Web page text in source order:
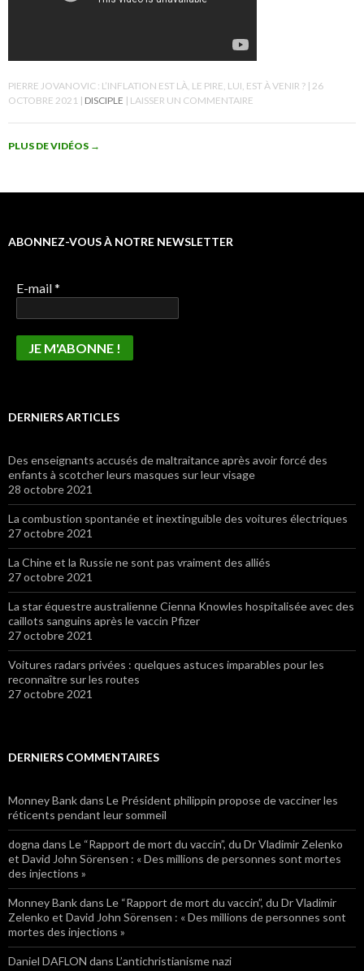
PIERRE JOVANOVIC : L’INFLATION EST LÀ, LE PIRE, LUI, EST À VENIR ? 26
OCTOBRE 2021 DISCIPLE LAISSER UN COMMENTAIRE
PLUS DE VIDÉOS →
ABONNEZ-VOUS À NOTRE NEWSLETTER
E-mail*
DERNIERS ARTICLES
Des enseignants accusés de maltraitance après avoir forcé des
enfants à scotcher leurs masques sur leur visage
28 octobre 2021
La combustion spontanée et inextinguible des voitures électriques
27 octobre 2021
La Chine et la Russie ne sont pas vraiment des alliés
27 octobre 2021
La star équestre australienne Cienna Knowles hospitalisée avec des
caillots sanguins après le vaccin Pfizer
27 octobre 2021
Voitures radars privées : quelques astuces imparables pour les
reconnaître sur les routes
27 octobre 2021
DERNIERS COMMENTAIRES
Monney Bankdans Le Président philippin propose de vacciner les
réticents pendant leur sommeil
dogna dans Le “Rapport de mort du vaccin”, du Dr Vladimir Zelenko
et David John Sörensen : « Des millions de personnes sont mortes
des injections »
Monney Bankdans Le “Rapport de mort du vaccin”, du Dr Vladimir
Zelenko et David John Sörensen : « Des millions de personnes sont
mortes des injections »
Daniel DAFLON dans L’antichristianisme nazi